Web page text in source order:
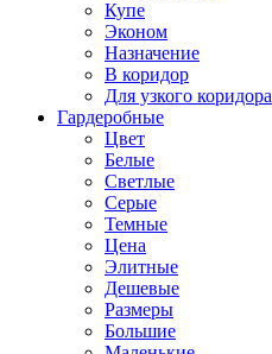
Купе
Эконом
Назначение
В коридор
Для узкого коридора
Гардеробные
Цвет
Белые
Светлые
Серые
Темные
Цена
Элитные
Дешевые
Размеры
Большие